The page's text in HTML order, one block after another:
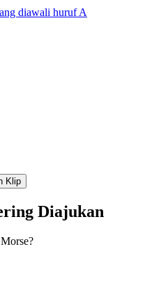
diawali huruf A
Klip
Diajukan